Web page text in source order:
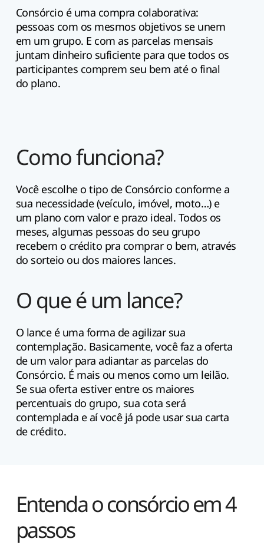
Consórcio é uma compra colaborativa:
pessoas com os mesmos objetivos se unem
em um grupo. E com as parcelas mensais
juntam dinheiro suficiente para que todos os
participantes comprem seu bem até o final
do plano.
Como funciona?
Você escolhe o tipo de Consórcio conforme a
sua necessidade (veículo, imóvel, moto…) e
um plano com valor e prazo ideal. Todos os
meses, algumas pessoas do seu grupo
recebem o crédito pra comprar o bem, através
do sorteio ou dos maiores lances.
O que é um lance?
O lance é uma forma de agilizar sua
contemplação. Basicamente, você faz a oferta
de um valor para adiantar as parcelas do
Consórcio. É mais ou menos como um leilão.
Se sua oferta estiver entre os maiores
percentuais do grupo, sua cota será
contemplada e aí você já pode usar sua carta
de crédito.
Entenda o consórcio em 4
passos